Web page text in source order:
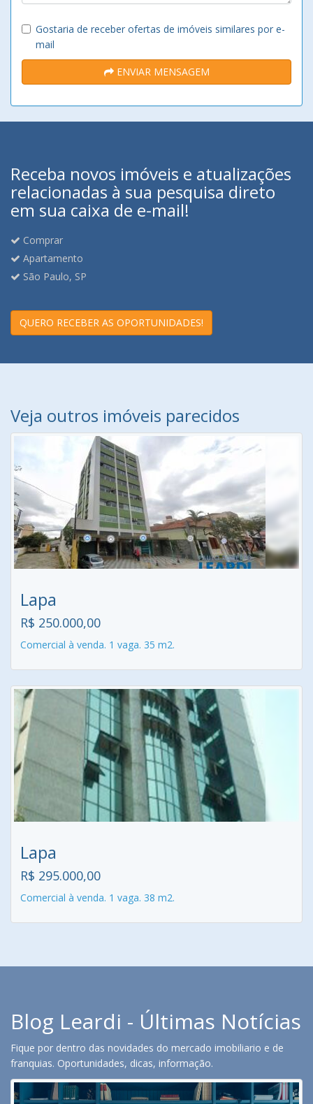
Gostaria de receber ofertas de imóveis similares por e-
mail
ENVIAR MENSAGEM
Receba novos imóveis e atualizações
relacionadas à sua pesquisa direto
em sua caixa de e-mail!
Comprar
Apartamento
São Paulo, SP
QUERO RECEBER AS OPORTUNIDADES!
Veja outros imóveis parecidos
Lapa
R$ 250.000,00
Comercial à venda. 1 vaga. 35 m2.
Lapa
R$ 295.000,00
Comercial à venda. 1 vaga. 38 m2.
Blog Leardi - Últimas Notícias
Fique por dentro das novidades do mercado imobiliario e de
franquias. Oportunidades, dicas, informação.